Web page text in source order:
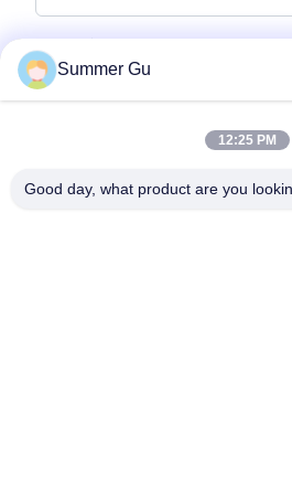
पूछताछ संदेश
Summer Gu
12:25 PM
Good day, what product are you